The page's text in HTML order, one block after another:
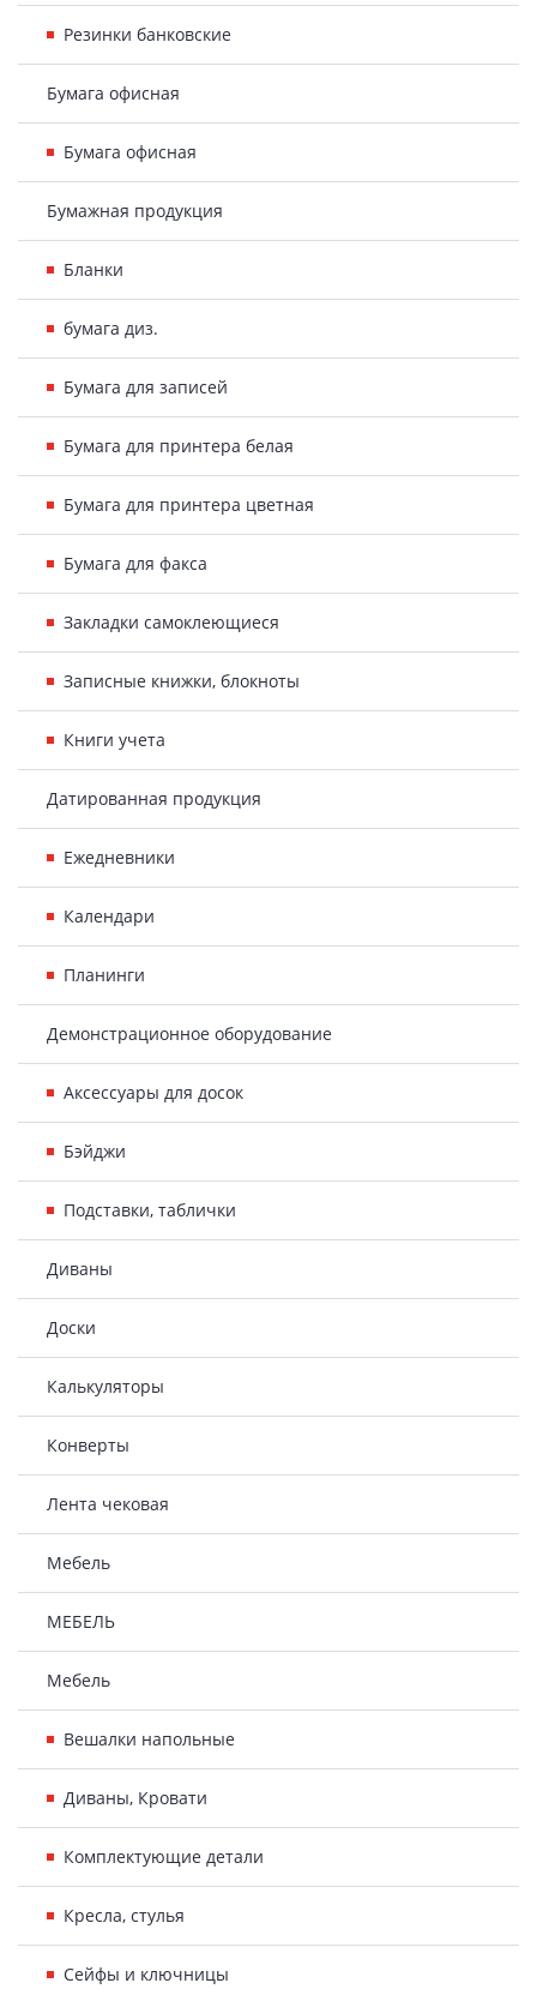
Резинки банковские
Бумага офисная
Бумага офисная
Бумажная продукция
Бланки
бумага диз.
Бумага для записей
Бумага для принтера белая
Бумага для принтера цветная
Бумага для факса
Закладки самоклеющиеся
Записные книжки, блокноты
Книги учета
Датированная продукция
Ежедневники
Календари
Планинги
Демонстрационное оборудование
Аксессуары для досок
Бэйджи
Подставки, таблички
Диваны
Доски
Калькуляторы
Конверты
Лента чековая
Мебель
МЕБЕЛЬ
Мебель
Вешалки напольные
Диваны, Кровати
Комплектующие детали
Кресла, стулья
Сейфы и ключницы